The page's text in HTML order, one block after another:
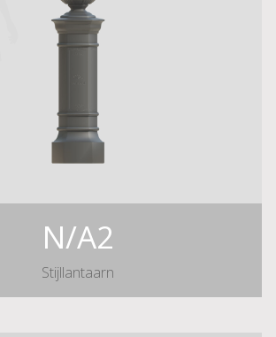
N/A2
Stijllantaarn